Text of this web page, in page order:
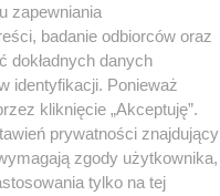
zapewniania
badanie odbiorców oraz
dokładnych danych
identyfikacji. Ponieważ
kliknięcie „Akceptuję”.
prywatności znajdujący
zgody użytkownika,
tylko na tej